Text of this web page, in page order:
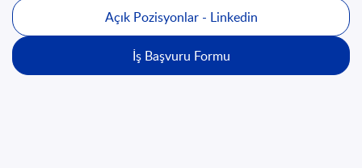
Açık Pozisyonlar - Linkedin
İş Başvuru Formu